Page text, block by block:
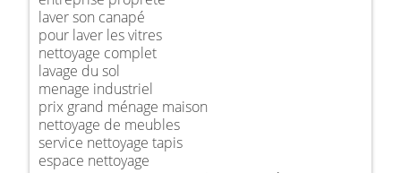
laver son canapé
pour laver les vitres
nettoyage complet
lavage du sol
menage industriel
prix grand ménage maison
nettoyage de meubles
service nettoyage tapis
espace nettoyage